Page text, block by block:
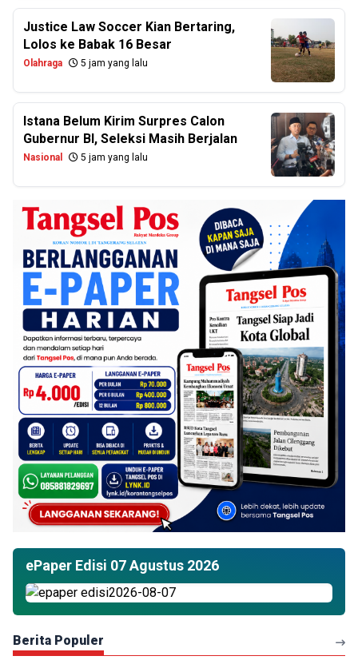
Justice Law Soccer Kian Bertaring,
Lolos ke Babak 16 Besar
Olahraga 5 jam yang lalu
Istana Belum Kirim Surpres Calon
Gubernur BI, Seleksi Masih Berjalan
Nasional 5 jam yang lalu
ePaper Edisi 07 Agustus 2026
Berita Populer